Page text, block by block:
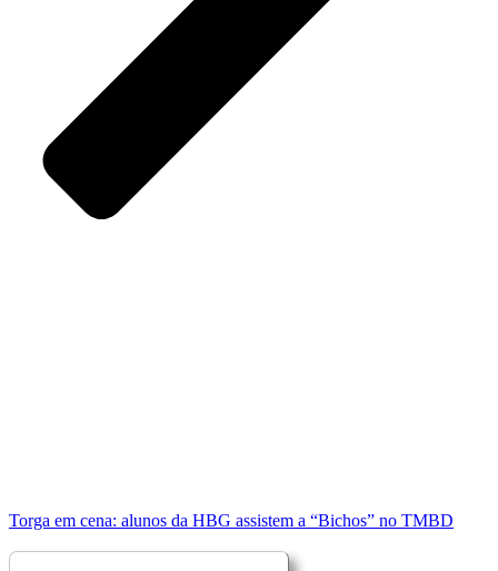
Torga em cena: alunos da HBG assistem a “Bichos” no TMBD